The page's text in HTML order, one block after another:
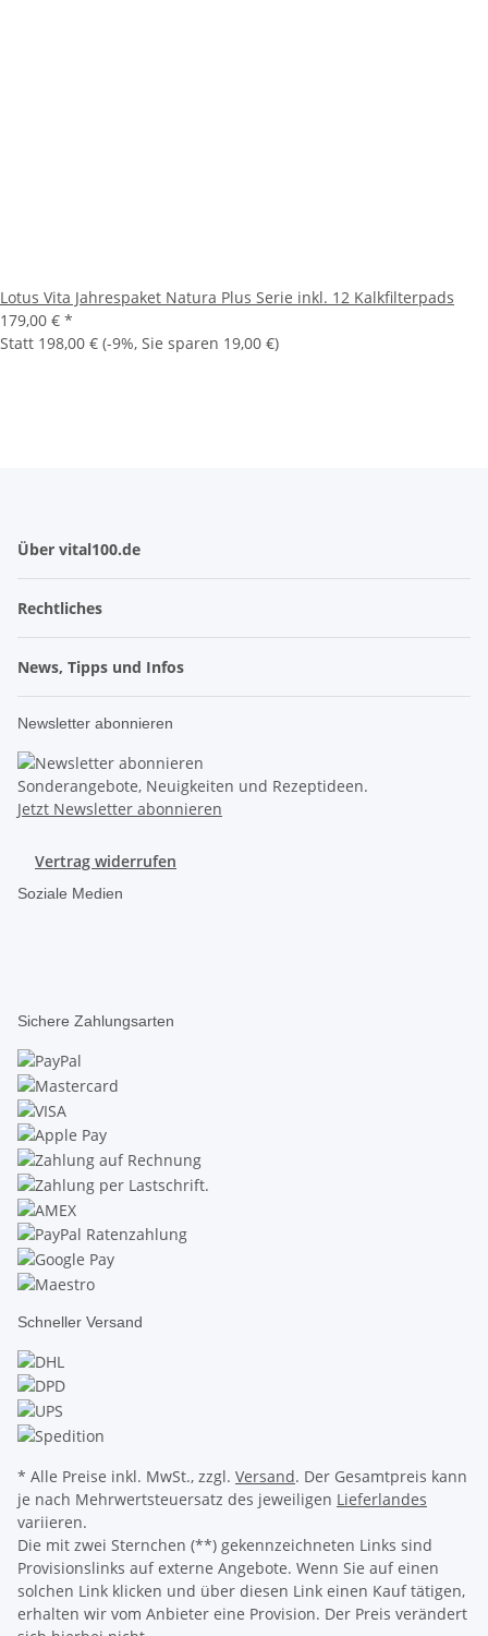
Lotus Vita Jahrespaket Natura Plus Serie inkl. 12 Kalkfilterpads
179,00 € *
Statt 198,00 € (-9%, Sie sparen 19,00 €)
Über vital100.de
Rechtliches
News, Tipps und Infos
Newsletter abonnieren
Sonderangebote, Neuigkeiten und Rezeptideen.
Jetzt Newsletter abonnieren
Vertrag widerrufen
Soziale Medien
Sichere Zahlungsarten
Schneller Versand
* Alle Preise inkl. MwSt., zzgl. Versand. Der Gesamtpreis kann
je nach Mehrwertsteuersatz des jeweiligen Lieferlandes
variieren.
Die mit zwei Sternchen (**) gekennzeichneten Links sind
Provisionslinks auf externe Angebote. Wenn Sie auf einen
solchen Link klicken und über diesen Link einen Kauf tätigen,
erhalten wir vom Anbieter eine Provision. Der Preis verändert